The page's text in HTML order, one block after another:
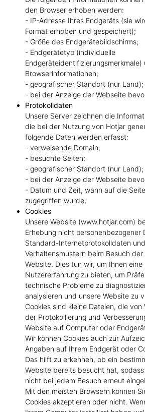
den Browser erhoben werden:
- IP-Adresse Ihres Endgeräts (sie
Format erhoben und gespeichert);
- Größe des Endgerätebildschirms;
- Endgerätetyp (individuelle
Endgeräteidentifizierungsmerkmale)
Browserinformationen;
- geografischer Standort (nur Land);
- bei der Anzeige der Webseite
Protokolldaten
Unsere Server zeichnen die
die bei der Nutzung von Hotjar
folgende Daten werden erfasst:
- verweisende Domain;
- besuchte Seiten;
- geografischer Standort (nur Land);
- bei der Anzeige der Webseite
- Datum und Zeit, wann auf die
zugegriffen wurde;
Cookies
Unsere Website (www.hotjar.com)
Erhebung nicht personenbezogener
Standard-Internetprotokolldaten
Verhaltensmustern beim Besuch
Website. Dies tun wir, um Ihnen eine
Nutzererfahrung zu bieten, um
technische Probleme zu
analysieren und unsere Website zu
Cookies sind kleine Dateien, die
der Protokollierung und
Website auf Computer oder
Wir können Cookies auch zur
Angaben auf Ihrem Endgerät oder
Das hilft zu erkennen, ob ein
Website bereits besucht hat,
nicht bei jedem Besuch erneut
Mit den meisten Browsern können
Cookies akzeptieren oder nicht.